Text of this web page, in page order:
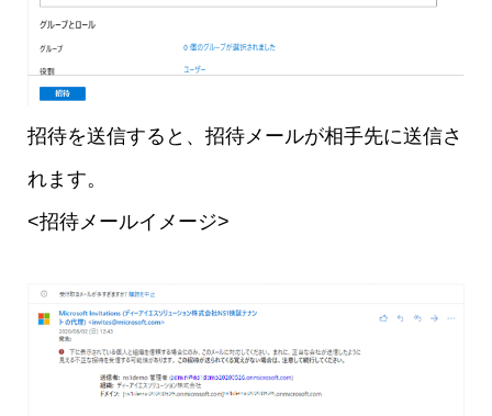
招待を送信すると、招待メールが相手先に送信さ
れます。
<招待メールイメージ>